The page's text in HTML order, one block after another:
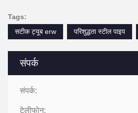
संपर्क
संपर्क:
टेलीफोन:
Tags:
सटीक ट्यूब erw
परिशुद्धता स्टील पाइप